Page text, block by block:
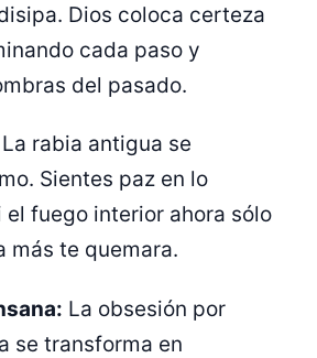
Dios coloca certeza
cada paso y
del pasado.
La rabia antigua se
Sientes paz en lo
fuego interior ahora sólo
más te quemara.
La obsesión por
se transforma en